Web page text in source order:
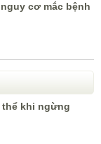
cơ mắc bệnh
khi ngừng